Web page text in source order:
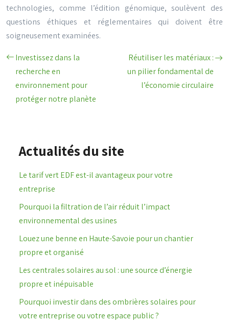
technologies, comme l’édition génomique, soulèvent des
questions éthiques et réglementaires qui doivent être
soigneusement examinées.
Investissez dans la
recherche en
environnement pour
protéger notre planète
Réutiliser les matériaux :
un pilier fondamental de
l’économie circulaire
Actualités du site
Le tarif vert EDF est-il avantageux pour votre
entreprise
Pourquoi la filtration de l’air réduit l’impact
environnemental des usines
Louez une benne en Haute-Savoie pour un chantier
propre et organisé
Les centrales solaires au sol : une source d’énergie
propre et inépuisable
Pourquoi investir dans des ombrières solaires pour
votre entreprise ou votre espace public ?